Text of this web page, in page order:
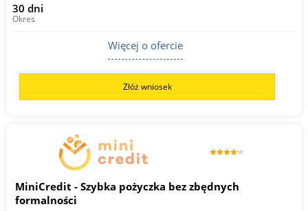
30 dni
Okres
Więcej o ofercie
Złóż wniosek
MiniCredit - Szybka pożyczka bez zbędnych
formalności